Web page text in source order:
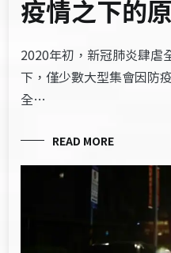
疫情之下的
2020年初，新冠肺炎肆虐
下，僅少數大型集會因防
全…
READ MORE